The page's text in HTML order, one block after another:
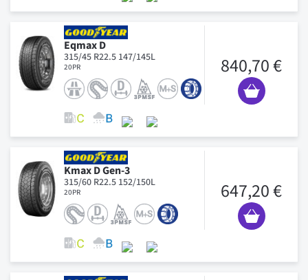
Eqmax D
315/45 R22.5 147/145L
20PR 840,70 €
Kmax D Gen-3
315/60 R22.5 152/150L
20PR 647,20 €